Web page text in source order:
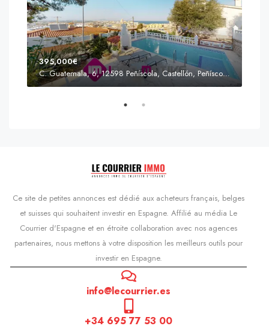
395,000€
C. Guatemala, 6, 12598 Peñíscola, Castellón, Peñíscola, Communauté valencienne
Ce site de petites annonces est dédié aux acheteurs français, belges
et suisses qui souhaitent investir en Espagne. Affilié au média Le
Courrier d'Espagne et en étroite collaboration avec nos agences
partenaires, nous mettons à votre disposition les meilleurs outils pour
investir en Espagne.
info@lecourrier.es
+34 695 77 53 00